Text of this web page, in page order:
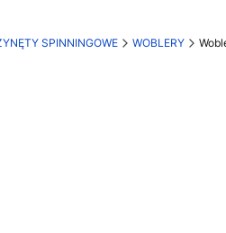
SPINNINGOWE WOBLERY